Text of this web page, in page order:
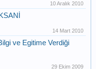
10 Aralık 2010
14 Mart 2010
ve Egitime Verdiği
29 Ekim 2009